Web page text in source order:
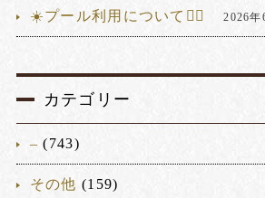
☀️プール利用について🏊‍♂️ 2026年
カテゴリー
– (743)
その他 (159)